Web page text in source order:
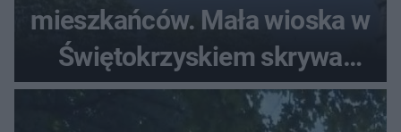
mieszkańców. Mała wioska w
Świętokrzyskiem skrywa
zabytki, bywał tu nawet król